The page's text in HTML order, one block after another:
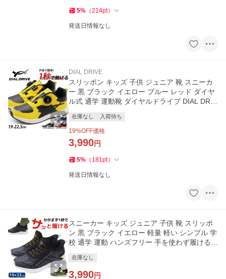
5% （214pt）
発送日情報なし
DIAL DRIVE
スリッポン キッズ 子供 ジュニア 靴 スニーカ
ー 黒 ブラック イエロー ブルー レッド ダイヤ
ル式 通学 運動靴 ダイヤルドライブ DIAL DRIV
在庫なし 入荷待ち
19%OFF価格
3,990円
5% （ 181pt）
発送日情報なし
スニーカー キッズ ジュニア 子供 靴 スリッポ
ン 黒 ブラック イエロー 軽量 軽い シンプル 学
校 通学 運動 ハンズフリー 手を使わず履ける Y
在庫なし
3,990円